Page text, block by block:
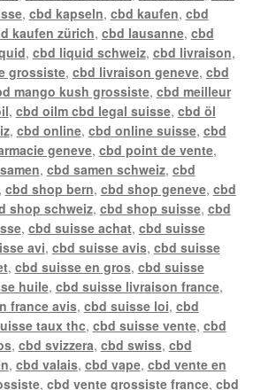
, cbd kapseln, cbd kaufen, cbd
kaufen zürich, cbd lausanne, cbd
, cbd liquid schweiz, cbd livraison,
grossiste, cbd livraison geneve, cbd
mango kush grossiste, cbd meilleur
, cbd oilm cbd legal suisse, cbd öl
, cbd online, cbd online suisse, cbd
geneve, cbd point de vente,
, cbd samen schweiz, cbd
, cbd shop bern, cbd shop geneve, cbd
shop schweiz, cbd shop suisse, cbd
, cbd suisse achat, cbd suisse
avi, cbd suisse avis, cbd suisse
, cbd suisse en gros, cbd suisse
huile, cbd suisse livraison france,
france avis, cbd suisse loi, cbd
taux thc, cbd suisse vente, cbd
, cbd svizzera, cbd swiss, cbd
, cbd valais, cbd vape, cbd vente en
, cbd vente grossiste france, cbd